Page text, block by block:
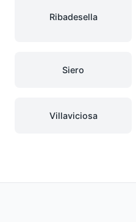
Ribadesella
Siero
Villaviciosa